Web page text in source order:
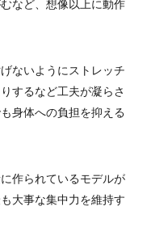
など、想像以上に動作
ないようにストレッチ
するなど工夫が凝らさ
身体への負担を抑える
作られているモデルが
大事な集中力を維持す